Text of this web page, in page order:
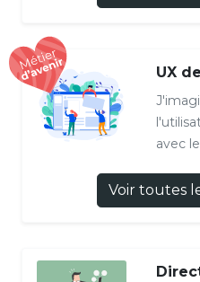
UX
avec
Voir toutes